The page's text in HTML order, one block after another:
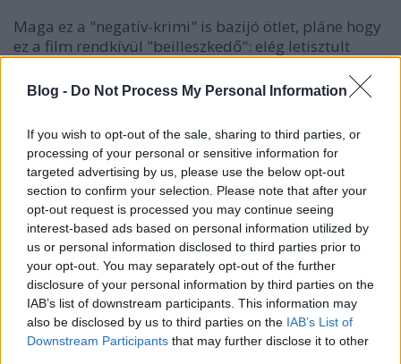
Blog - Do Not Process My Personal Information
If you wish to opt-out of the sale, sharing to third parties, or
processing of your personal or sensitive information for
targeted advertising by us, please use the below opt-out
section to confirm your selection. Please note that after your
opt-out request is processed you may continue seeing
interest-based ads based on personal information utilized by
us or personal information disclosed to third parties prior to
your opt-out. You may separately opt-out of the further
disclosure of your personal information by third parties on the
IAB’s list of downstream participants. This information may
also be disclosed by us to third parties on the IAB’s List of
Downstream Participants that may further disclose it to other
Maga ez a "negatív-krimi" is bazijó ötlet, pláne hogy
ez a film rendkívül "beilleszkedő": elég letisztult
a kritikus nyelve éle is tompuljon rajta. Előbbit
segítik a morbid fekete humorral átitatott
helyzet(szó)viccek, a "tipikusan magyar millő"
(Bjudapeszt!!! :)) és persze az izgalom a végkifejlet
irányába, utóbbiba pedig pl. a főhős agyában
"játszódó" jelenetek sorolhatók, melyek szerencsére
nem viszik el túlzottan alternatív irányba, ráadásul
ötletesek és szórakoztatók is.
A feszültséget fokozza a morbid betétek
korboncnokunk mindennapjaiból, illetve a jól megírt
forgatókönyv, a sztori ellentétei: egy embergyűlölő
testvérgyilkos, aki mégis főhős és szerethető, mivel -
valljuk be - sajnálnivaló egy figura; mégsem lesz a